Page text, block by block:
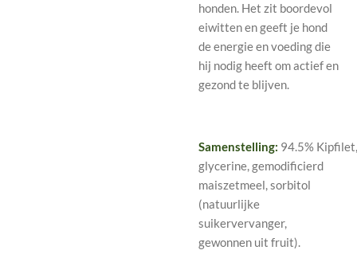
honden. Het zit boordevol
eiwitten en geeft je hond
de energie en voeding die
hij nodig heeft om actief en
gezond te blijven.
Samenstelling: 94.5% Kipfilet,
glycerine, gemodificierd
maiszetmeel, sorbitol
(natuurlijke
suikervervanger,
gewonnen uit fruit).